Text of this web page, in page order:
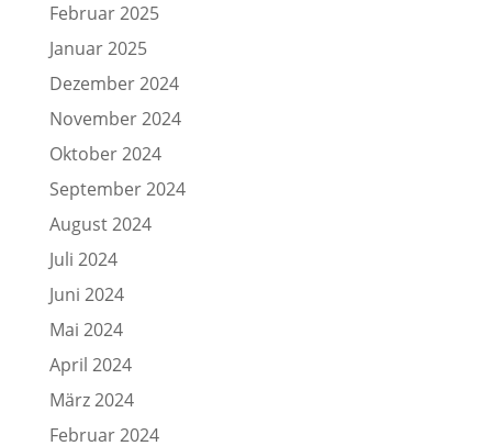
Februar 2025
Januar 2025
Dezember 2024
November 2024
Oktober 2024
September 2024
August 2024
Juli 2024
Juni 2024
Mai 2024
April 2024
März 2024
Februar 2024